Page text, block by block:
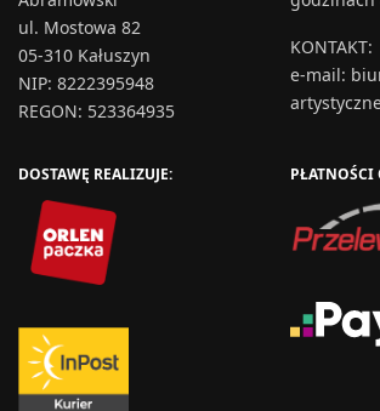
ul. Mostowa 82
05-310 Kałuszyn
NIP: 8222395948
REGON: 523364935
KONTAKT:
e-mail:
DOSTAWĘ REALIZUJE: PŁATNOŚCI